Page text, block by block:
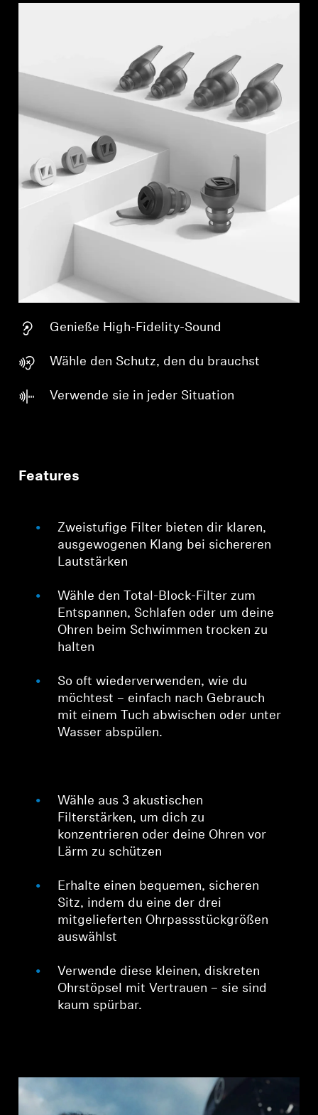
Genieße High-Fidelity-Sound
Wähle den Schutz, den du brauchst
Verwende sie in jeder Situation
Features
Zweistufige Filter bieten dir klaren,
ausgewogenen Klang bei sichereren
Lautstärken
Wähle den Total-Block-Filter zum
Entspannen, Schlafen oder um deine
Ohren beim Schwimmen trocken zu
halten
So oft wiederverwenden, wie du
möchtest – einfach nach Gebrauch
mit einem Tuch abwischen oder unter
Wasser abspülen.
Wähle aus 3 akustischen
Filterstärken, um dich zu
konzentrieren oder deine Ohren vor
Lärm zu schützen
Erhalte einen bequemen, sicheren
Sitz, indem du eine der drei
mitgelieferten Ohrpassstückgrößen
auswählst
Verwende diese kleinen, diskreten
Ohrstöpsel mit Vertrauen – sie sind
kaum spürbar.